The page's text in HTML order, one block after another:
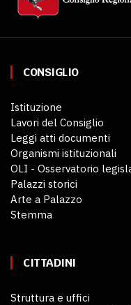
CONSIGLIO
Istituzione
Lavori del Consiglio
Leggi atti documenti
Organismi istituzionali
OLI - Osservatorio
Palazzi storici
Arte a Palazzo
Stemma
CITTADINI
Struttura e uffici